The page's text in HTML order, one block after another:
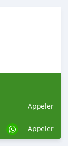
Appeler
Appeler